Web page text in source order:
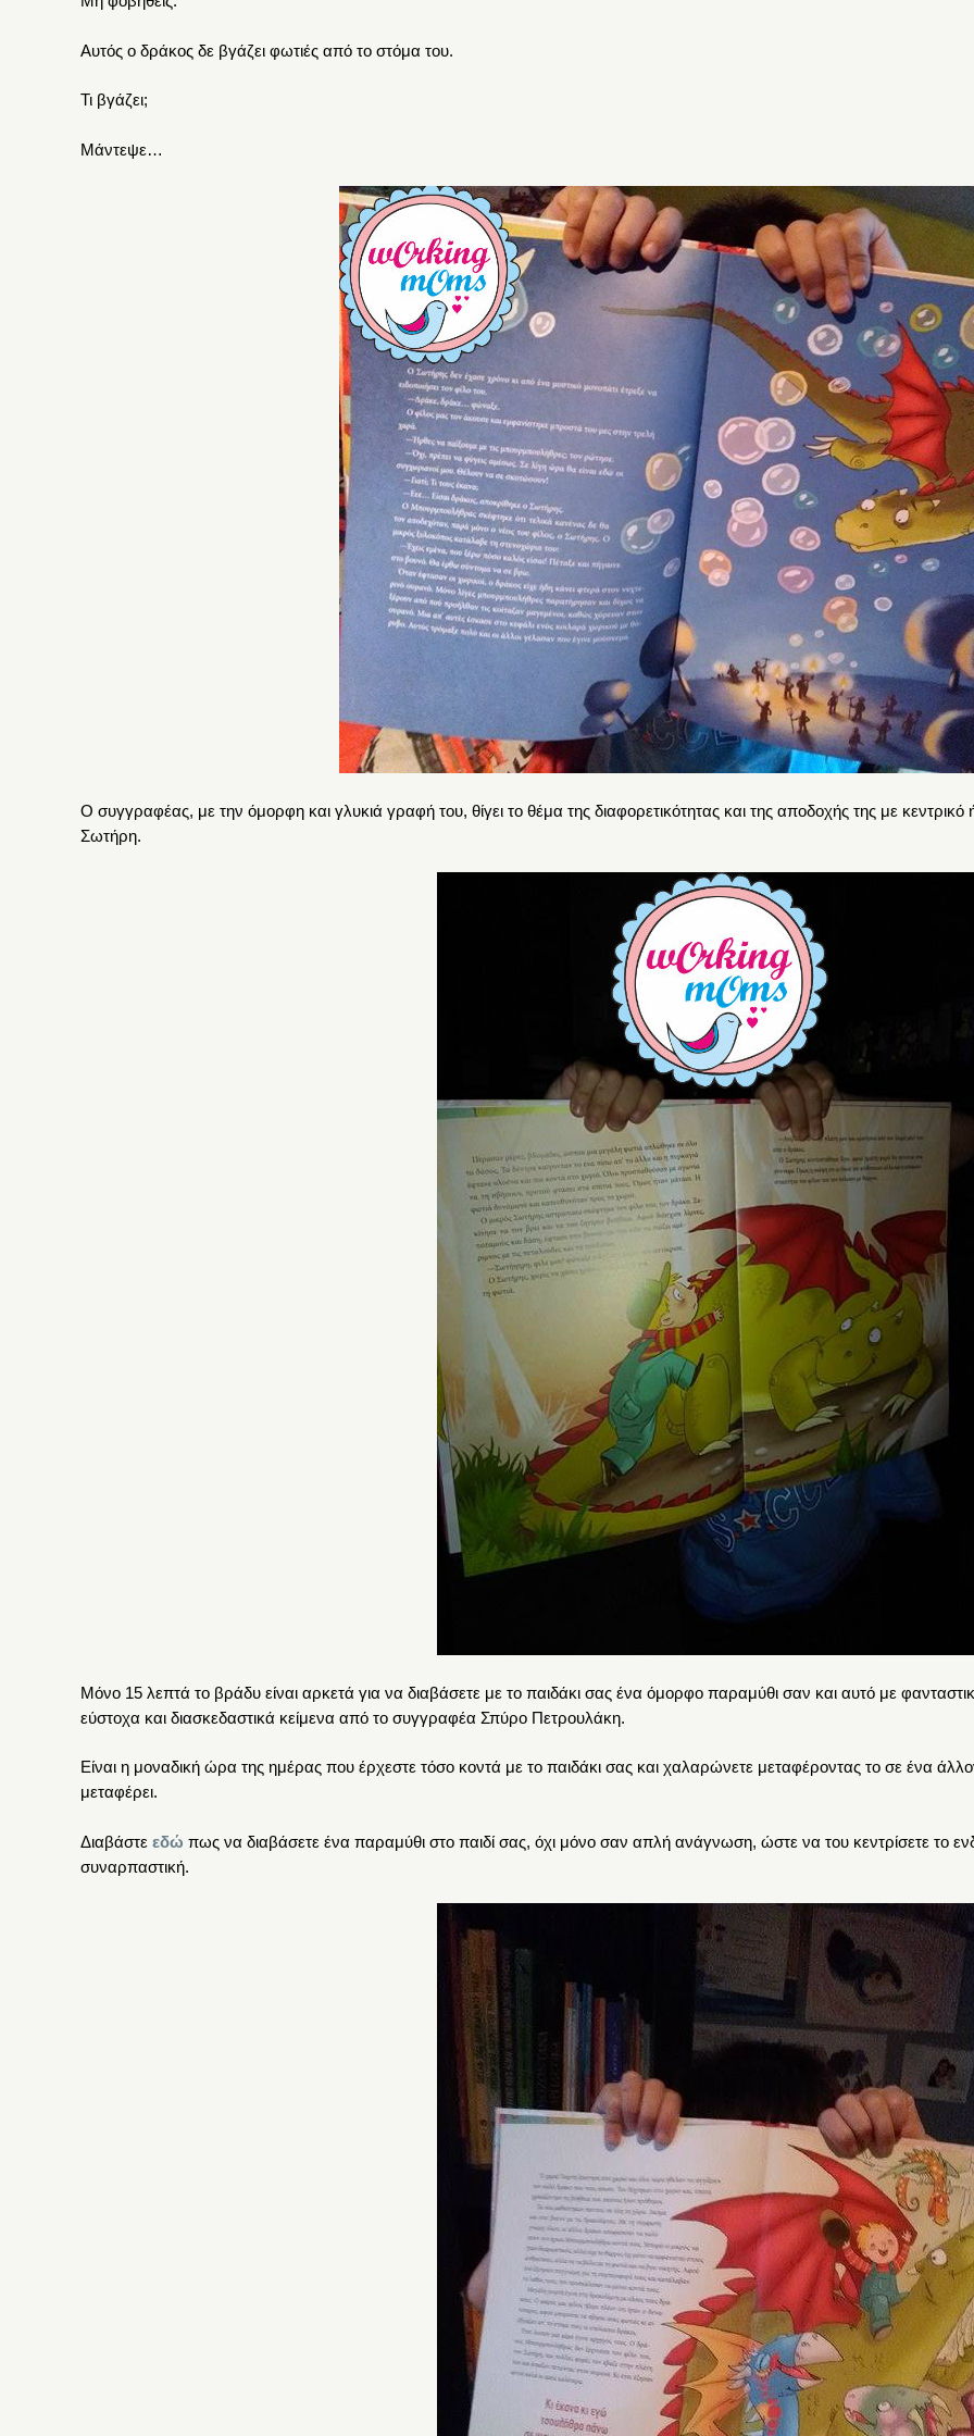
Αυτός ο δράκος δε βγάζει φωτιές από το στόμα του.
Τι βγάζει;
Μάντεψε…
Ο συγγραφέας, με την όμορφη και γλυκιά γραφή του, θίγει το θέμα της διαφορετικότητας και της αποδοχής της με
Σωτήρη.
Μόνο 15 λεπτά το βράδυ είναι αρκετά για να διαβάσετε με το παιδάκι σας ένα όμορφο παραμύθι σαν και αυτό με
εύστοχα και διασκεδαστικά κείμενα από το συγγραφέα Σπύρο Πετρουλάκη.
Είναι η μοναδική ώρα της ημέρας που έρχεστε τόσο κοντά με το παιδάκι σας και χαλαρώνετε μεταφέροντας το σε ένα
μεταφέρει.
Διαβάστεεδώ πως να διαβάσετε ένα παραμύθι στο παιδί σας, όχι μόνο σαν απλή ανάγνωση, ώστε να του κεντρίσετε το
συναρπαστική.